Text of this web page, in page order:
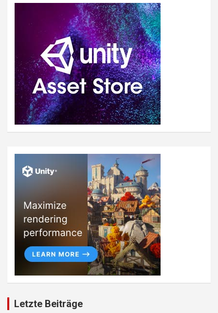
Letzte Beiträge